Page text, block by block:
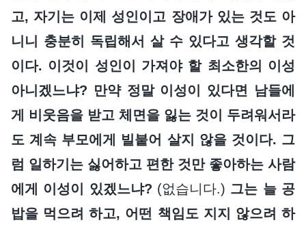
고, 자기는 이제 성인이고 장애가 있는 것도 아
니니 충분히 독립해서 살 수 있다고 생각할 것
이다. 이것이 성인이 가져야 할 최소한의 이성
아니겠느냐? 만약 정말 이성이 있다면 남들에
게 비웃음을 받고 체면을 잃는 것이 두려워서라
도 계속 부모에게 빌붙어 살지 않을 것이다. 그
럼 일하기는 싫어하고 편한 것만 좋아하는 사람
에게 이성이 있겠느냐? (없습니다.) 그는 늘 공
밥을 먹으려 하고, 어떤 책임도 지지 않으려 하